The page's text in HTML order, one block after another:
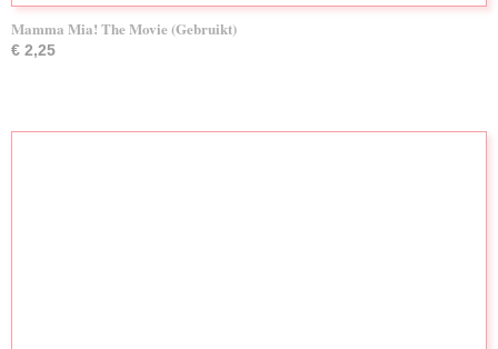
Mamma Mia! The Movie (Gebruikt)
€ 2,25